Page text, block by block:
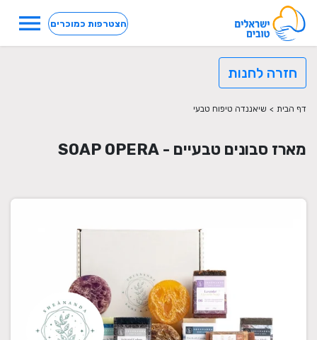
הצטרפות כמוכרים menu
חזרה לחנות
דף הבית > שיאננדה טיפוח טבעי
מארז סבונים טבעיים - SOAP OPERA